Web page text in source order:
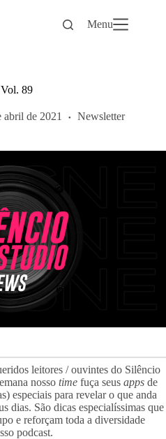
Menu
89
abril de 2021 Newsletter
leitores / ouvintes do Silêncio
nosso time fuça seus apps de
especiais para revelar o que anda
dias. São dicas especialíssimas que
e reforçam toda a diversidade
podcast.